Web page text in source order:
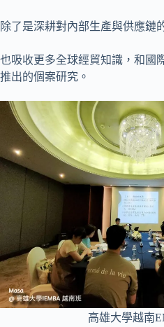
除了是深耕對內部生產與供應鏈
也吸收更多全球經貿知識，和國
推出的個案研究。
高雄大學越南